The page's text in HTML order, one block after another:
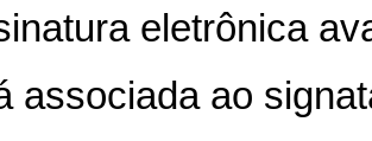
eletrônica
associada ao